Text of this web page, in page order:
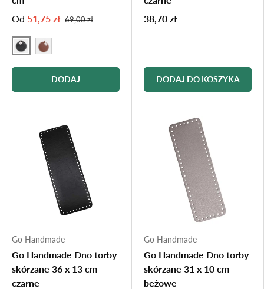
Od 51,75 zł 69,00 zł
SORT
DODAJ
38,70 zł
DODAJ DO KOSZYKA
Go Handmade
Go Handmade Dno torby
skórzane 36 x 13 cm
czarne
Go Handmade
Go Handmade Dno torby
skórzane 31 x 10 cm
beżowe